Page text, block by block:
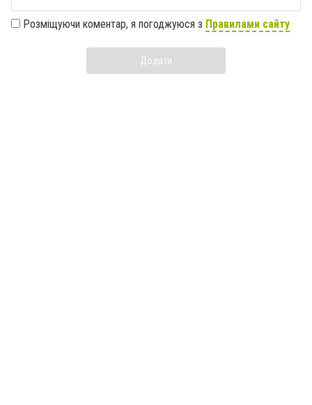
Розміщуючи коментар, я погоджуюся з Правилами сайту
Додати